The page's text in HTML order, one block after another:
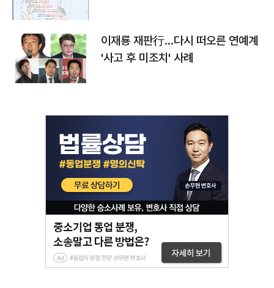
이재룡 재판行…다시 떠오른 연예계
'사고 후 미조치' 사례